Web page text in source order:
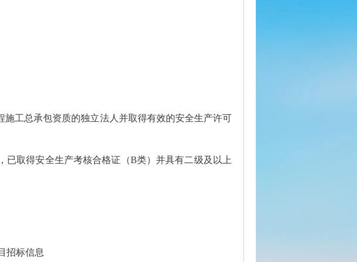
工总承包资质的独立法人并取得有效的安全生产许可
已取得安全生产考核合格证（B类）并具有二级及以上
招标信息